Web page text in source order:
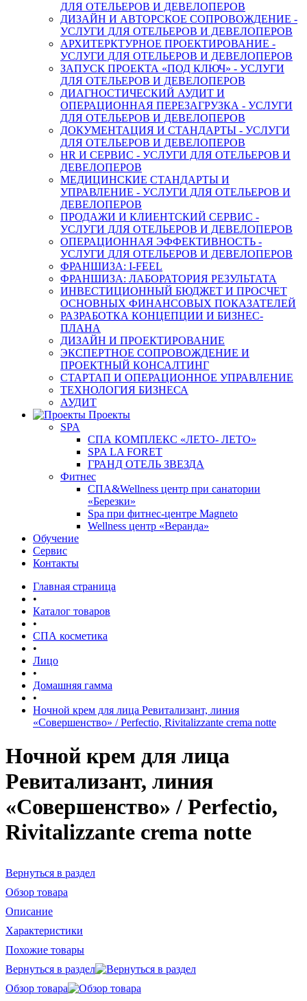
ДЛЯ ОТЕЛЬЕРОВ И ДЕВЕЛОПЕРОВ
ДИЗАЙН И АВТОРСКОЕ СОПРОВОЖДЕНИЕ -
УСЛУГИ ДЛЯ ОТЕЛЬЕРОВ И ДЕВЕЛОПЕРОВ
АРХИТЕРКТУРНОЕ ПРОЕКТИРОВАНИЕ -
УСЛУГИ ДЛЯ ОТЕЛЬЕРОВ И ДЕВЕЛОПЕРОВ
ЗАПУСК ПРОЕКТА «ПОД КЛЮЧ» - УСЛУГИ
ДЛЯ ОТЕЛЬЕРОВ И ДЕВЕЛОПЕРОВ
ДИАГНОСТИЧЕСКИЙ АУДИТ И
ОПЕРАЦИОННАЯ ПЕРЕЗАГРУЗКА - УСЛУГИ
ДЛЯ ОТЕЛЬЕРОВ И ДЕВЕЛОПЕРОВ
ДОКУМЕНТАЦИЯ И СТАНДАРТЫ - УСЛУГИ
ДЛЯ ОТЕЛЬЕРОВ И ДЕВЕЛОПЕРОВ
HR И СЕРВИС - УСЛУГИ ДЛЯ ОТЕЛЬЕРОВ И
ДЕВЕЛОПЕРОВ
МЕДИЦИНСКИЕ СТАНДАРТЫ И
УПРАВЛЕНИЕ - УСЛУГИ ДЛЯ ОТЕЛЬЕРОВ И
ДЕВЕЛОПЕРОВ
ПРОДАЖИ И КЛИЕНТСКИЙ СЕРВИС -
УСЛУГИ ДЛЯ ОТЕЛЬЕРОВ И ДЕВЕЛОПЕРОВ
ОПЕРАЦИОННАЯ ЭФФЕКТИВНОСТЬ -
УСЛУГИ ДЛЯ ОТЕЛЬЕРОВ И ДЕВЕЛОПЕРОВ
ФРАНШИЗА: I-FEEL
ФРАНШИЗА: ЛАБОРАТОРИЯ РЕЗУЛЬТАТА
ИНВЕСТИЦИОННЫЙ БЮДЖЕТ И ПРОСЧЕТ
ОСНОВНЫХ ФИНАНСОВЫХ ПОКАЗАТЕЛЕЙ
РАЗРАБОТКА КОНЦЕПЦИИ И БИЗНЕС-
ПЛАНА
ДИЗАЙН И ПРОЕКТИРОВАНИЕ
ЭКСПЕРТНОЕ СОПРОВОЖДЕНИЕ И
ПРОЕКТНЫЙ КОНСАЛТИНГ
СТАРТАП И ОПЕРАЦИОННОЕ УПРАВЛЕНИЕ
ТЕХНОЛОГИЯ БИЗНЕСА
АУДИТ
Проекты
SPA
СПА КОМПЛЕКС «ЛЕТО- ЛЕТО»
SPA LA FORET
ГРАНД ОТЕЛЬ ЗВЕЗДА
Фитнес
СПА&Wellness центр при санатории
«Березки»
Spa при фитнес-центре Magneto
Wellness центр «Веранда»
Обучение
Сервис
Контакты
Главная страница
•
Каталог товаров
•
СПА косметика
•
Лицо
•
Домашняя гамма
•
Ночной крем для лица Ревитализант, линия
«Совершенство» / Perfectio, Rivitalizzante crema notte
Ночной крем для лица
Ревитализант, линия
«Совершенство» / Perfectio,
Rivitalizzante crema notte
Вернуться в раздел
Обзор товара
Описание
Характеристики
Похожие товары
Вернуться в раздел
Обзор товара